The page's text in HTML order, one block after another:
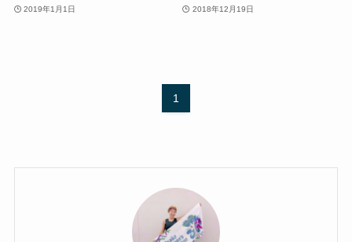
2019年1月1日 2018年12月19日
1